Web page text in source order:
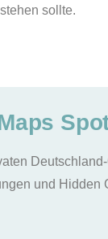
sollte.
und Hidden